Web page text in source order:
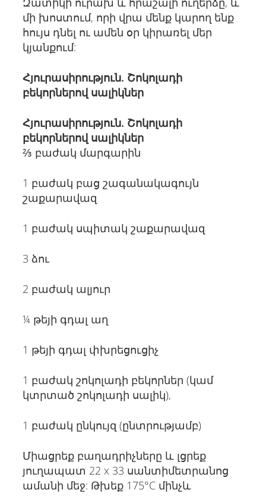
մի խոստում, որի վրա մենք կարող ենք
հույս դնել ու ամեն օր կիրառել մեր
կյանքում:
Հյուրասիրություն. Շոկոլադի
բեկորներով սալիկներ
Հյուրասիրություն. Շոկոլադի
բեկորներով սալիկներ
⅔ բաժակ մարգարին
1 բաժակ բաց շագանակագույն
շաքարավազ
1 բաժակ սպիտակ շաքարավազ
3 ձու
2 բաժակ ալյուր
¼ թեյի գդալ աղ
1 թեյի գդալ փխրեցուցիչ
1 բաժակ շոկոլադի բեկորներ (կամ
կտրտած շոկոլադի սալիկ),
1 բաժակ ընկույզ (ընտրությամբ)
Միացրեք բաղադրիչները և լցրեք
յուղապատ 22 x 33 սանտիմետրանոց
ամանի մեջ: Թխեք 175°C մինչև